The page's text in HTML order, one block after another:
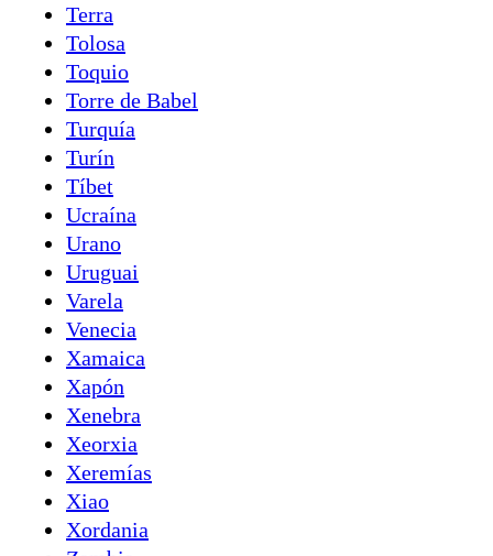
Terra
Tolosa
Toquio
Torre de Babel
Turquía
Turín
Tíbet
Ucraína
Urano
Uruguai
Varela
Venecia
Xamaica
Xapón
Xenebra
Xeorxia
Xeremías
Xiao
Xordania